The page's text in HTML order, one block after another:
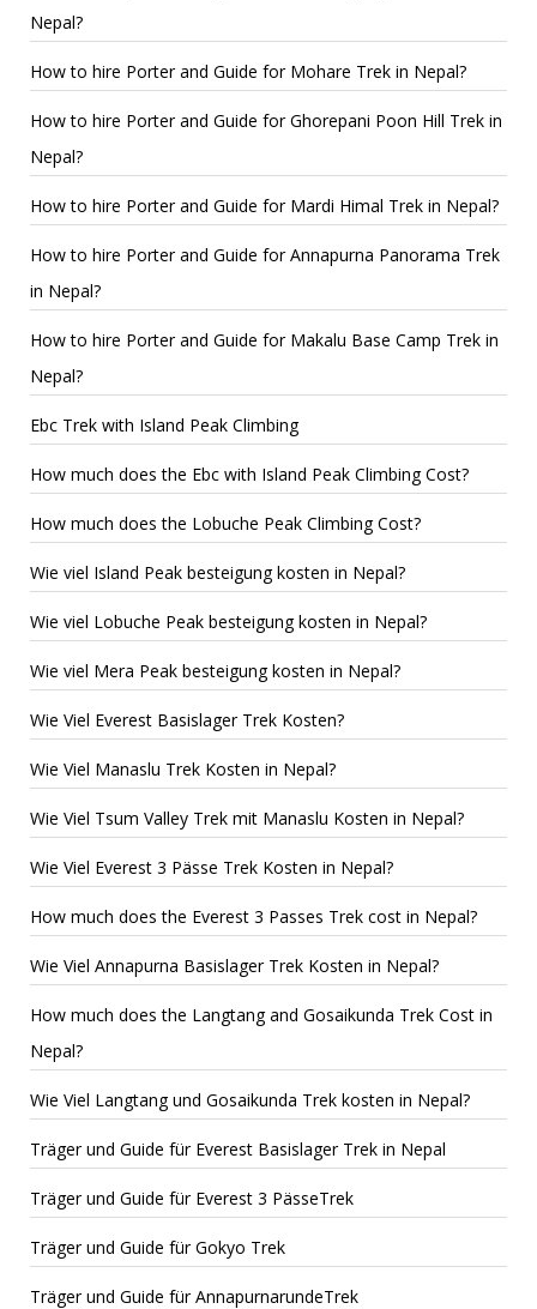
Nepal?
How to hire Porter and Guide for Mohare Trek in Nepal?
How to hire Porter and Guide for Ghorepani Poon Hill Trek in
Nepal?
How to hire Porter and Guide for Mardi Himal Trek in Nepal?
How to hire Porter and Guide for Annapurna Panorama Trek
in Nepal?
How to hire Porter and Guide for Makalu Base Camp Trek in
Nepal?
Ebc Trek with Island Peak Climbing
How much does the Ebc with Island Peak Climbing Cost?
How much does the Lobuche Peak Climbing Cost?
Wie viel Island Peak besteigung kosten in Nepal?
Wie viel Lobuche Peak besteigung kosten in Nepal?
Wie viel Mera Peak besteigung kosten in Nepal?
Wie Viel Everest Basislager Trek Kosten?
Wie Viel Manaslu Trek Kosten in Nepal?
Wie Viel Tsum Valley Trek mit Manaslu Kosten in Nepal?
Wie Viel Everest 3 Pässe Trek Kosten in Nepal?
How much does the Everest 3 Passes Trek cost in Nepal?
Wie Viel Annapurna Basislager Trek Kosten in Nepal?
How much does the Langtang and Gosaikunda Trek Cost in
Nepal?
Wie Viel Langtang und Gosaikunda Trek kosten in Nepal?
Träger und Guide für Everest Basislager Trek in Nepal
Träger und Guide für Everest 3 PässeTrek
Träger und Guide für Gokyo Trek
Träger und Guide für AnnapurnarundeTrek